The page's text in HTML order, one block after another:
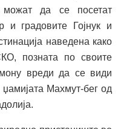
да се посетат
и градовите Гојнук и
наведена како
позната по своите
вреди да се види
Махмут-бег од